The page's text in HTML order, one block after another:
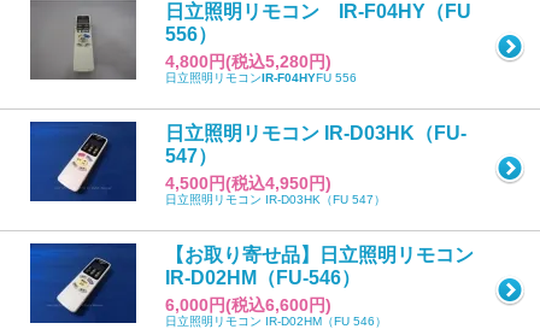
日立照明リモコン IR-F04HY（FU
556）
4,800円(税込5,280円)
日立照明リモコンIR-F04HYFU 556
日立照明リモコン IR-D03HK（FU-
547）
4,500円(税込4,950円)
日立照明リモコン IR-D03HK（FU 547）
【お取り寄せ品】日立照明リモコン
IR-D02HM（FU-546）
6,000円(税込6,600円)
日立照明リモコン IR-D02HM（FU 546）